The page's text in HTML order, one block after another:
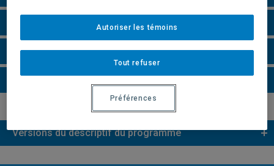
Remarques et règlements
Faire une demande d'admission
Plus d'information
Versions du descriptif du programme
Tout refuser
Autoriser les témoins
Préférences